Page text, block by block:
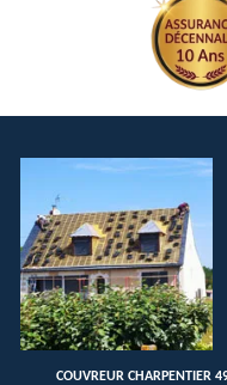
COUVREUR CHARPENTIER